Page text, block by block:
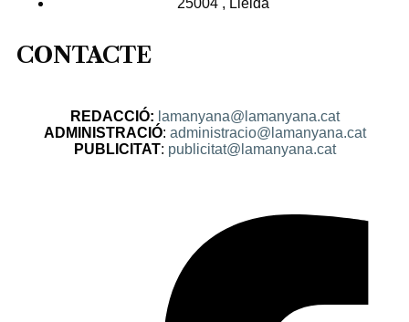
CONTACTE
REDACCIÓ: lamanyana@lamanyana.cat
ADMINISTRACIÓ: administracio@lamanyana.cat
PUBLICITAT: publicitat@lamanyana.cat